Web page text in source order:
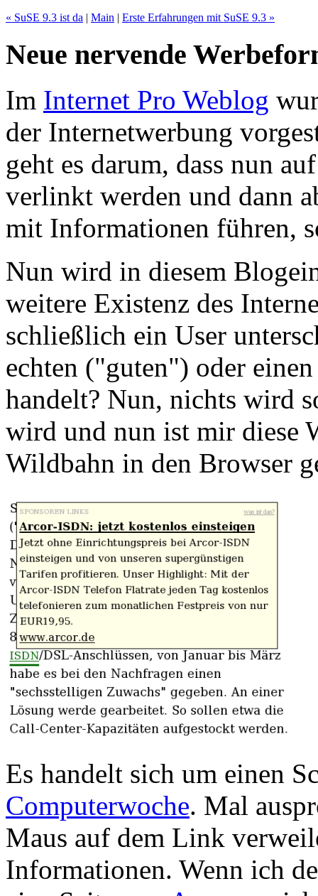
« SuSE 9.3 ist da | Main | Erste Erfahrungen mit SuSE 9.3 »
Neue nervende
Im Internet Pro Weblog
der Internetwerbung
geht es darum, dass nun
verlinkt werden und dann
mit Informationen führen,
Nun wird in diesem
weitere Existenz des
schließlich ein User
echten ("guten") oder
handelt? Nun, nichts wird
wird und nun ist mir diese
Wildbahn in den Browser
Es handelt sich um einen
Computerwoche. Mal
Maus auf dem Link
Informationen. Wenn ich